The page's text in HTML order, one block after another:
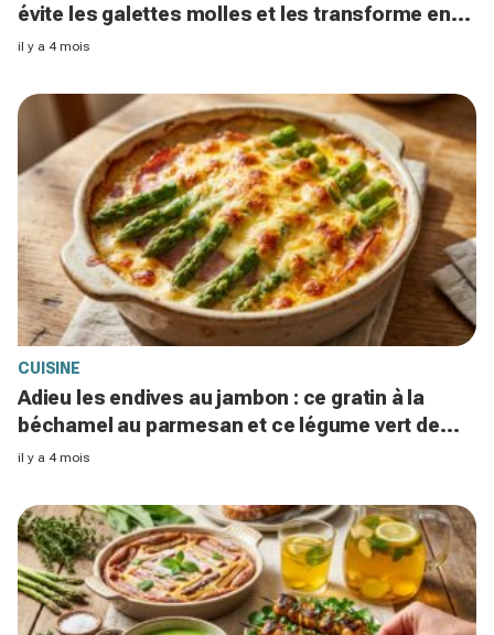
évite les galettes molles et les transforme en
croûtes dorées en 20 minutes
il y a 4 mois
CUISINE
Adieu les endives au jambon : ce gratin à la
béchamel au parmesan et ce légume vert de
saison bluffe tout le monde
il y a 4 mois